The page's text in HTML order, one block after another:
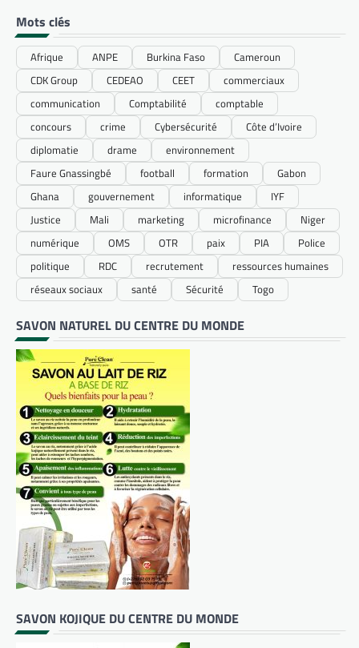
Mots clés
Afrique ANPE Burkina Faso
Cameroun
CDK Group
CEDEAO CEET
commerciaux
communication
Comptabilité
comptable
concours
crime Cybersécurité
Côte d’Ivoire
diplomatie
drame
environnement
Faure Gnassingbé
football formation
Gabon
Ghana
gouvernement informatique
IYF
Justice
Mali marketing microfinance
Niger
numérique
OMS OTR paix PIA
Police
politique
RDC recrutement
ressources humaines
réseaux sociaux
santé Sécurité Togo
SAVON NATUREL DU CENTRE DU MONDE
SAVON KOJIQUE DU CENTRE DU MONDE